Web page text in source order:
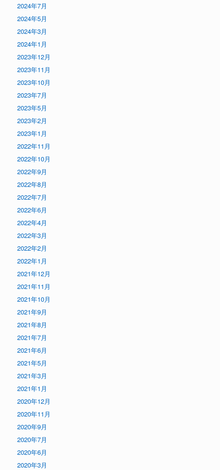
2024年7月
2024年5月
2024年3月
2024年1月
2023年12月
2023年11月
2023年10月
2023年7月
2023年5月
2023年2月
2023年1月
2022年11月
2022年10月
2022年9月
2022年8月
2022年7月
2022年6月
2022年4月
2022年3月
2022年2月
2022年1月
2021年12月
2021年11月
2021年10月
2021年9月
2021年8月
2021年7月
2021年6月
2021年5月
2021年3月
2021年1月
2020年12月
2020年11月
2020年9月
2020年7月
2020年6月
2020年3月